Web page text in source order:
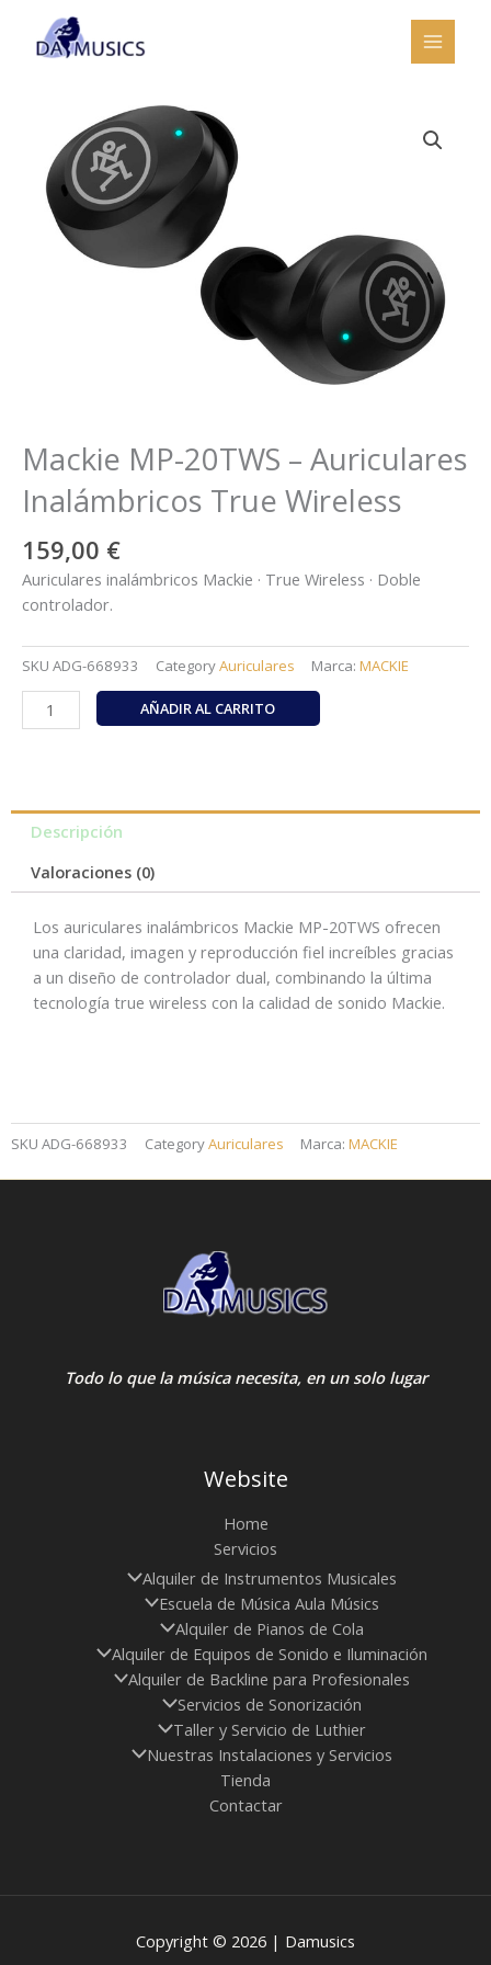
contenido
Mackie MP-20TWS – Auriculares
Inalámbricos True Wireless
159,00 €
Auriculares inalámbricos Mackie · True Wireless · Doble
controlador.
SKU ADG-668933 CategoryAuriculares Marca: MACKIE
Mackie
MP-
Inalámbricos
Wireless
AÑADIR AL CARRITO
Descripción
Valoraciones (0)
Los auriculares inalámbricos Mackie MP-20TWS ofrecen
una claridad, imagen y reproducción fiel increíbles gracias
a un diseño de controlador dual, combinando la última
tecnología true wireless con la calidad de sonido Mackie.
SKU ADG-668933 CategoryAuriculares Marca: MACKIE
Todo lo que la música necesita, en un solo lugar
Website
Home
Servicios
Alquiler de Instrumentos Musicales
Escuela de Música Aula Músics
Alquiler de Pianos de Cola
Alquiler de Equipos de Sonido e Iluminación
Alquiler de Backline para Profesionales
Servicios de Sonorización
Taller y Servicio de Luthier
Nuestras Instalaciones y Servicios
Tienda
Contactar
Copyright © 2026 | Damusics